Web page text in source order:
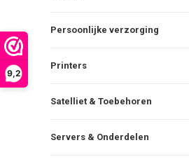
9,2
Persoonlijke verzorging
Printers
Satelliet & Toebehoren
Servers & Onderdelen